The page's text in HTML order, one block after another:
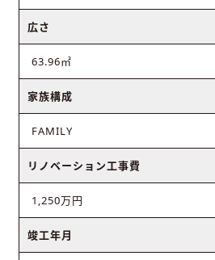
広さ
63.96㎡
家族構成
FAMILY
リノベーション工事費
1,250万円
竣工年月